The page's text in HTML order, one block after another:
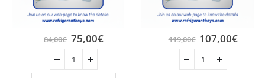
84,00€ 75,00€ 119,00€ 107,00€